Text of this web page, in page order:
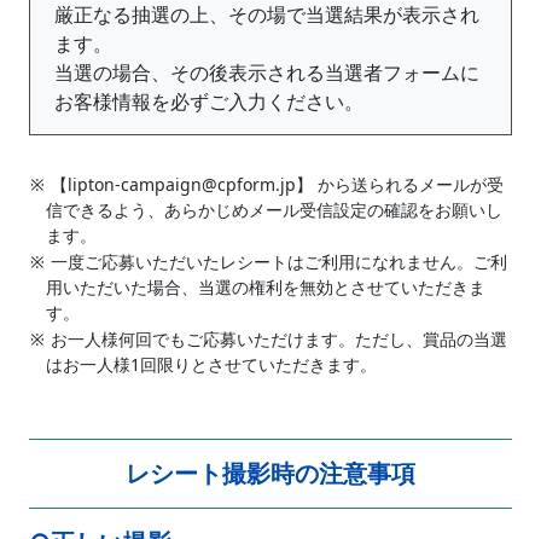
厳正なる抽選の上、その場で当選結果が表示され
ます。
当選の場合、その後表示される当選者フォームに
お客様情報を必ずご入力ください。
【lipton-campaign@cpform.jp】 から送られるメールが受
信できるよう、あらかじめメール受信設定の確認をお願いし
ます。
一度ご応募いただいたレシートはご利用になれません。ご利
用いただいた場合、当選の権利を無効とさせていただきま
す。
お一人様何回でもご応募いただけます。ただし、賞品の当選
はお一人様1回限りとさせていただきます。
レシート撮影時の注意事項